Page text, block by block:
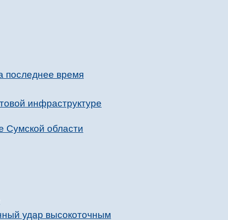
последнее время
инфраструктуре
Сумской области
удар высокоточным